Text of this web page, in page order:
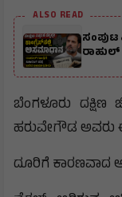
ALSO READ
ಸಂಪುಟ
ಬೆಂಗಳೂರು ದಕ್ಷಿಣ
ಹರುವೇಗೌಡ ಅವರು
ದೂರಿಗೆ ಕಾರಣವಾದ